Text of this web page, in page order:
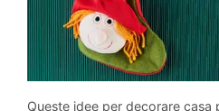
Queste idee per decorare casa